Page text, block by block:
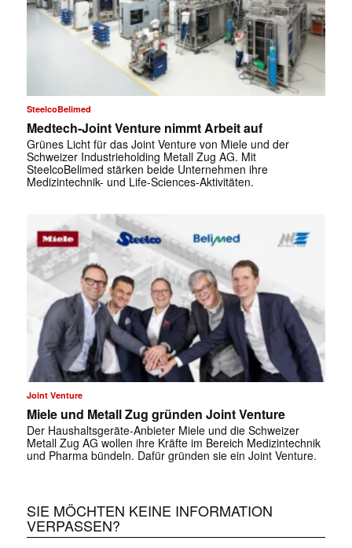
SteelcoBelimed
Medtech-Joint Venture nimmt Arbeit auf
Grünes Licht für das Joint Venture von Miele und der
Schweizer Industrieholding Metall Zug AG. Mit
SteelcoBelimed stärken beide Unternehmen ihre
Medizintechnik- und Life-Sciences-Aktivitäten.
Joint Venture
Miele und Metall Zug gründen Joint Venture
Der Haushaltsgeräte-Anbieter Miele und die Schweizer
Metall Zug AG wollen ihre Kräfte im Bereich Medizintechnik
und Pharma bündeln. Dafür gründen sie ein Joint Venture.
SIE MÖCHTEN KEINE INFORMATION
VERPASSEN?